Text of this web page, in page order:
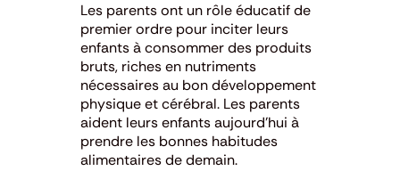
Les parents ont un rôle éducatif de
premier ordre pour inciter leurs
enfants à consommer des produits
bruts, riches en nutriments
nécessaires au bon développement
physique et cérébral. Les parents
aident leurs enfants aujourd’hui à
prendre les bonnes habitudes
alimentaires de demain.